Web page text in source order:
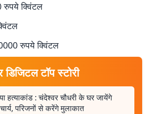
रुपये क्विंटल
रुपये क्विंटल
टॉप स्टोरी
हत्याकांड : चंदेश्वर चौधरी के घर जायेंगे
परिजनों से करेंगे मुलाकात